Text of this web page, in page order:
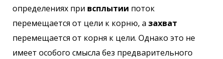
определениях при всплытии поток
перемещается от цели к корню, а захват
перемещается от корня к цели. Однако это не
имеет особого смысла без предварительного